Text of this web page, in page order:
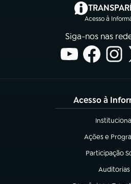
Acesso à
Siga-nos nas
Acesso à
(abre em
Ações e
(abre em nova
Participação
(abre em nova
Auditorias
(abre em